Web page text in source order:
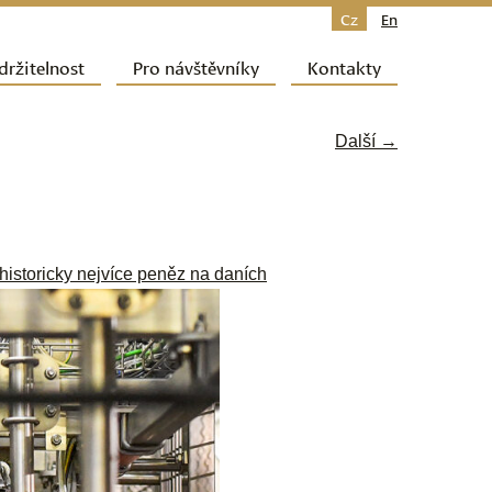
Cz En
Pro návštěvníky Kontakty
Další →
nejvíce peněz na daních